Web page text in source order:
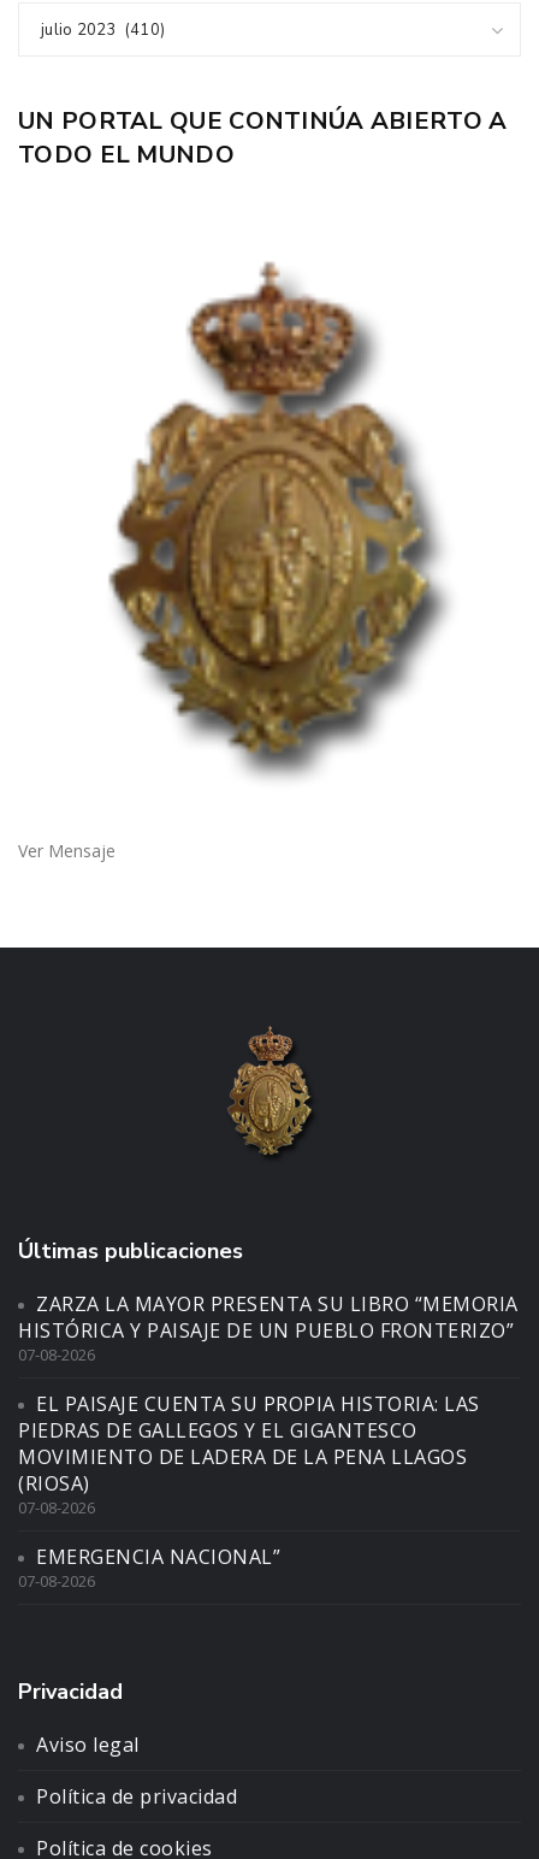
julio 2023 (410)
UN PORTAL QUE CONTINÚA ABIERTO A
TODO EL MUNDO
Ver Mensaje
Últimas publicaciones
ZARZA LA MAYOR PRESENTA SU LIBRO “MEMORIA
HISTÓRICA Y PAISAJE DE UN PUEBLO FRONTERIZO”
07-08-2026
EL PAISAJE CUENTA SU PROPIA HISTORIA: LAS
PIEDRAS DE GALLEGOS Y EL GIGANTESCO
MOVIMIENTO DE LADERA DE LA PENA LLAGOS
(RIOSA)
07-08-2026
EMERGENCIA NACIONAL”
07-08-2026
Privacidad
Aviso legal
Política de privacidad
Política de cookies